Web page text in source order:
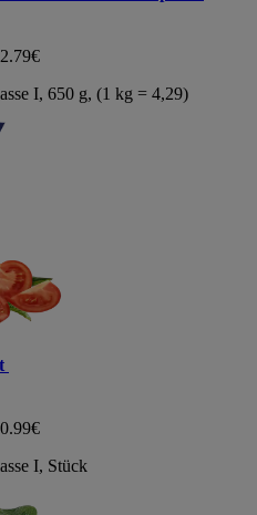
I, 650 g, (1 kg = 4,29)
I, Stück